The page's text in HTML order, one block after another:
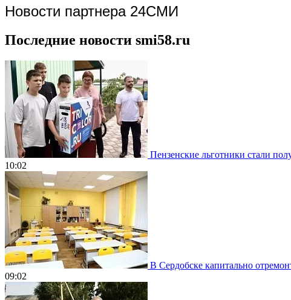
Новости партнера 24СМИ
Последние новости smi58.ru
Пензенские льготники стали
10:02
В Сердобске капитально
09:02